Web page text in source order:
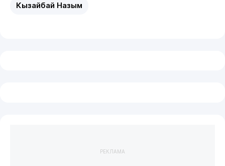
Кызайбай Назым
РЕКЛАМА